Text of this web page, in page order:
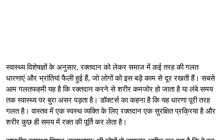
स्वास्थ्य विशेषज्ञों के अनुसार, रक्तदान को लेकर समाज में कई तरह की गलत
धारणाएं और भ्रांतियां फैली हुई हैं, जो लोगों को इस बड़े काम से दूर रखती हैं। सबसे
आम गलतफहमी यह है कि रक्तदान करने से शरीर कमजोर हो जाता है या लंबे समय
तक स्वास्थ्य पर बुरा असर पड़ता है। डॉक्टर्स का कहना है कि यह धारणा पूरी तरह
गलत है। वास्तव में एक स्वस्थ व्यक्ति के लिए रक्तदान एक सुरक्षित प्रक्रिया है और
शरीर कुछ ही समय में रक्त की पूर्ति कर लेता है।